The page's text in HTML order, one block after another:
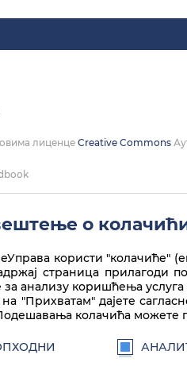
лиценце Creative Commons
о
користи "колачиће"
страница прилагоди
за анализу коришћења
"Прихватам" дајете
колачића можете